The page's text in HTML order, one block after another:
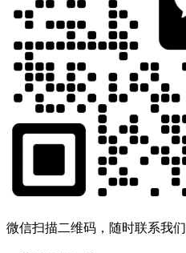
微信扫描二维码，随时联系我们